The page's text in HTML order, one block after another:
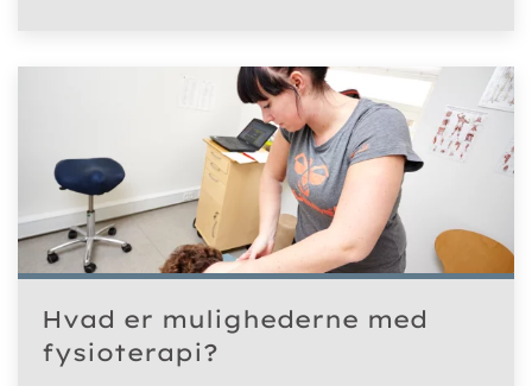
Hvad er mulighederne med
fysioterapi?